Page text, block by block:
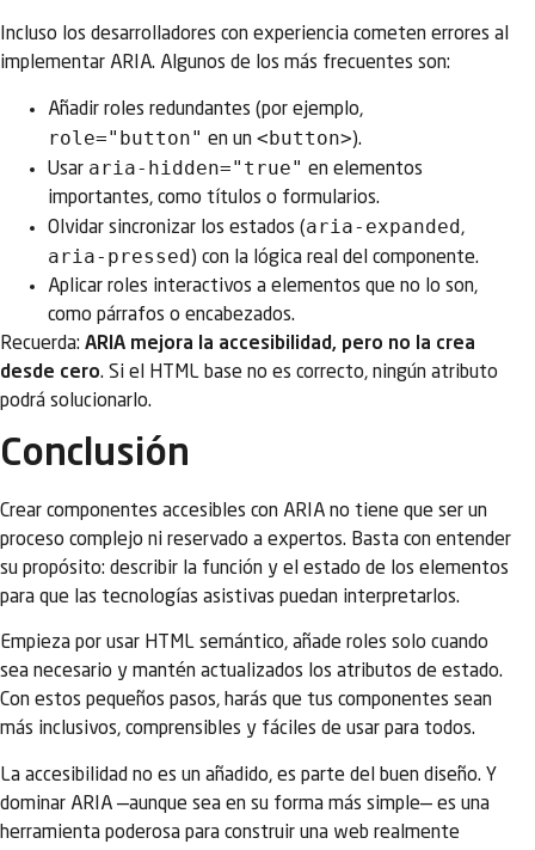
Incluso los desarrolladores con experiencia cometen errores al
implementar ARIA. Algunos de los más frecuentes son:
Añadir roles redundantes (por ejemplo,
role="button" en un <button>).
Usar aria-hidden="true" en elementos
importantes, como títulos o formularios.
Olvidar sincronizar los estados (aria-expanded,
aria-pressed) con la lógica real del componente.
Aplicar roles interactivos a elementos que no lo son,
como párrafos o encabezados.
Recuerda: ARIA mejora la accesibilidad, pero no la crea
desde cero. Si el HTML base no es correcto, ningún atributo
podrá solucionarlo.
Conclusión
Crear componentes accesibles con ARIA no tiene que ser un
proceso complejo ni reservado a expertos. Basta con entender
su propósito: describir la función y el estado de los elementos
para que las tecnologías asistivas puedan interpretarlos.
Empieza por usar HTML semántico, añade roles solo cuando
sea necesario y mantén actualizados los atributos de estado.
Con estos pequeños pasos, harás que tus componentes sean
más inclusivos, comprensibles y fáciles de usar para todos.
La accesibilidad no es un añadido, es parte del buen diseño. Y
dominar ARIA —aunque sea en su forma más simple— es una
herramienta poderosa para construir una web realmente